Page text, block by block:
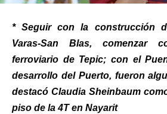
* Seguir con la construcción
Varas-San Blas, comenzar
ferroviario de Tepic; con el
desarrollo del Puerto, fueron
destacó Claudia Sheinbaum
piso de la 4T en Nayarit